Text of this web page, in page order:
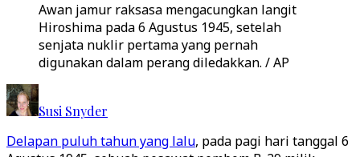
Awan jamur raksasa mengacungkan langit
Hiroshima pada 6 Agustus 1945, setelah
senjata nuklir pertama yang pernah
digunakan dalam perang diledakkan. / AP
Susi Snyder
Delapan puluh tahun yang lalu, pada pagi hari tanggal 6